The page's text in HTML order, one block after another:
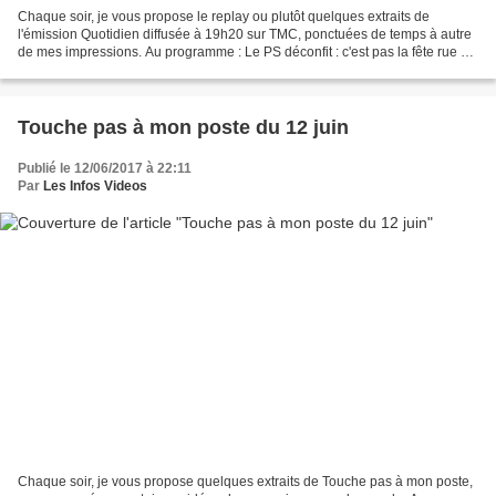
Chaque soir, je vous propose le replay ou plutôt quelques extraits de
l'émission Quotidien diffusée à 19h20 sur TMC, ponctuées de temps à autre
de mes impressions. Au programme : Le PS déconfit : c'est pas la fête rue de
Touche pas à mon poste du 12 juin
Publié le 12/06/2017 à 22:11
Par Les Infos Videos
Chaque soir, je vous propose quelques extraits de Touche pas à mon poste,